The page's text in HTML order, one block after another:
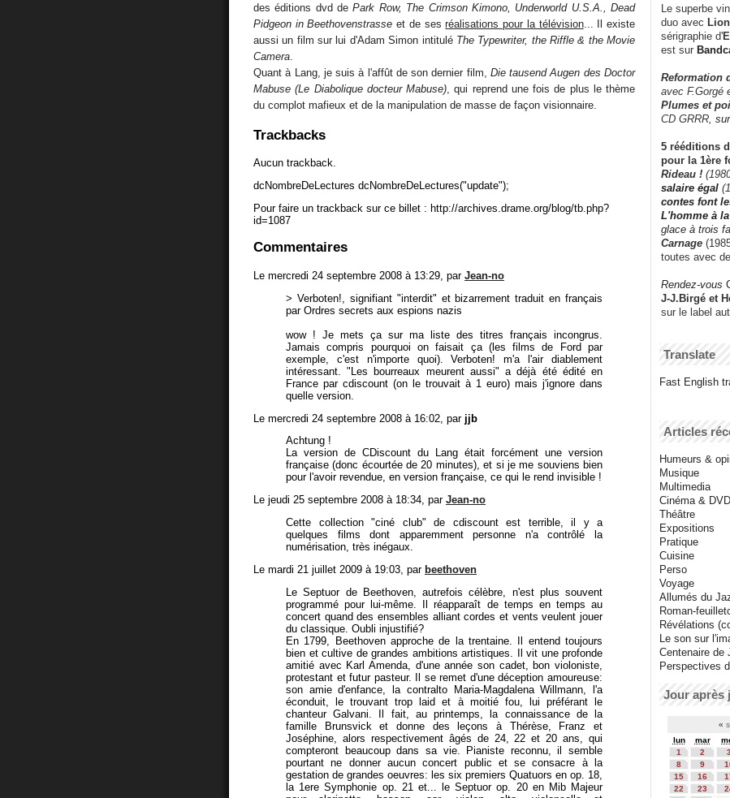
des éditions dvd dePark Row, The Crimson Kimono, Underworld U.S.A., Dead
Pidgeon in Beethovenstrasse et de sesréalisations pour la télévision... Il existe
aussi un film sur lui d'Adam Simon intitulé The Typewriter, the Riffle & the Movie
Camera
Quant à Lang, je suis à l'affût de son dernier film, Die tausend Augen des Doctor
Mabuse (Le Diabolique docteur Mabuse) , qui reprend une fois de plus le thème
du complot mafieux et de la manipulation de masse de façon visionnaire.
Trackbacks
Aucun trackback.
dcNombreDeLectures dcNombreDeLectures("update");
Pour faire un trackback sur ce billet : http://archives.drame.org/blog/tb.php?
id=1087
Commentaires
Le mercredi 24 septembre 2008 à 13:29, par Jean-no
> Verboten!, signifiant "interdit" et bizarrement traduit en français
par Ordres secrets aux espions nazis
wow ! Je mets ça sur ma liste des titres français incongrus.
Jamais compris pourquoi on faisait ça (les films de Ford par
exemple, c'est n'importe quoi). Verboten! m'a l'air diablement
intéressant. "Les bourreaux meurent aussi" a déjà été édité en
France par cdiscount (on le trouvait à 1 euro) mais j'ignore dans
quelle version.
Le mercredi 24 septembre 2008 à 16:02, par jjb
Achtung !
La version de CDiscount du Lang était forcément une version
française (donc écourtée de 20 minutes), et si je me souviens bien
pour l'avoir revendue, en version française, ce qui le rend invisible !
Le jeudi 25 septembre 2008 à 18:34, par Jean-no
Cette collection "ciné club" de cdiscount est terrible, il y a
quelques films dont apparemment personne n'a contrôlé la
numérisation, très inégaux.
Le mardi 21 juillet 2009 à 19:03, par beethoven
Le Septuor de Beethoven, autrefois célèbre, n'est plus souvent
programmé pour lui-même. Il réapparaît de temps en temps au
concert quand des ensembles alliant cordes et vents veulent jouer
du classique. Oubli injustifié?
En 1799, Beethoven approche de la trentaine. Il entend toujours
bien et cultive de grandes ambitions artistiques. Il vit une profonde
amitié avec Karl Amenda, d'une année son cadet, bon violoniste,
protestant et futur pasteur. Il se remet d'une déception amoureuse:
son amie d'enfance, la contralto Maria-Magdalena Willmann, l'a
éconduit, le trouvant trop laid et à moitié fou, lui préférant le
chanteur Galvani. Il fait, au printemps, la connaissance de la
famille Brunsvick et donne des leçons à Thérèse, Franz et
Joséphine, alors respectivement âgés de 24, 22 et 20 ans, qui
compteront beaucoup dans sa vie. Pianiste reconnu, il semble
pourtant ne donner aucun concert public et se consacre à la
gestation de grandes oeuvres: les six premiers Quatuors en op. 18,
la 1ere Symphonie op. 21 et... le Septuor op. 20 en Mib Majeur
Le superbe
duo avec
sérigraphie d'
est sur
Reformation
avec F.Gorgé
Plumes et
CD GRRR,
5 rééditions
pour la 1ère
Rideau !
salaire égal
contes font
L'homme à
glace à trois
Carnage
toutes avec
Rendez-vous
J-J.Birgé et
sur le label
Translate
Fast English
Articles
Humeurs &
Musique
Multimedia
Cinéma & DVD
Théâtre
Expositions
Pratique
Cuisine
Perso
Voyage
Allumés du
Roman-
Révélations
Le son sur
Centenaire de
Perspectives
Jour après
«
lun
mar
1
2 3
8
9
15
16
22
23